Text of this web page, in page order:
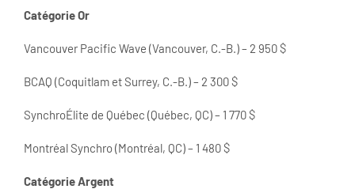
Catégorie Or
Vancouver Pacific Wave (Vancouver, C.-B.) – 2 950 $
BCAQ (Coquitlam et Surrey, C.-B.) – 2 300 $
SynchroÉlite de Québec (Québec, QC) – 1 770 $
Montréal Synchro (Montréal, QC) – 1 480 $
Catégorie Argent